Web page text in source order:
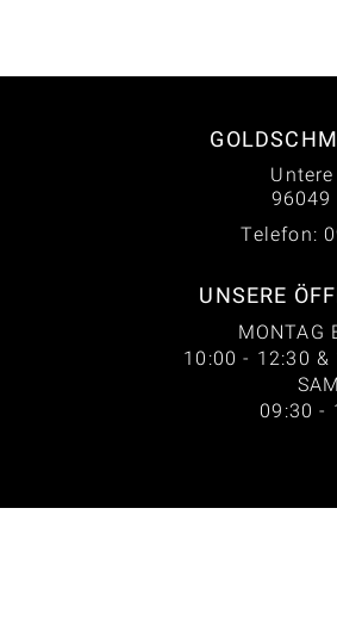
96049
Telefon:
UNSERE
MONTAG
10:00 - 12:30 &
09:30 -